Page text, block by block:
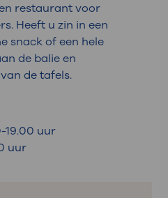
restaurant voor
Heeft u zin in een
snack of een hele
de balie en
de tafels.
19.00 uur
uur